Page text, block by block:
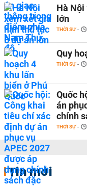
Hà Nội
lớn
THỜI SỰ -
Quy
THỜI SỰ -
Quốc
án
chính
THỜI SỰ -
Tin mới